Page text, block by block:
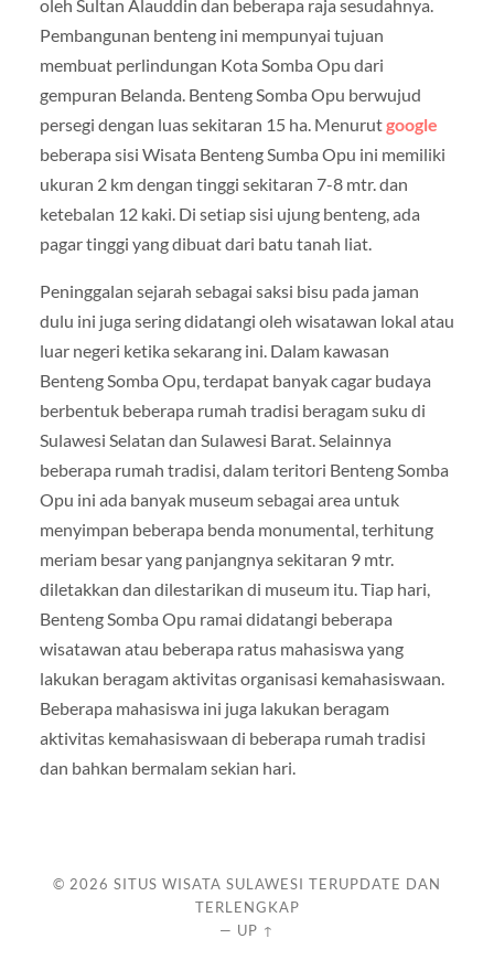
oleh Sultan Alauddin dan beberapa raja sesudahnya.
Pembangunan benteng ini mempunyai tujuan
membuat perlindungan Kota Somba Opu dari
gempuran Belanda. Benteng Somba Opu berwujud
persegi dengan luas sekitaran 15 ha. Menurutgoogle
beberapa sisi Wisata Benteng Sumba Opu ini memiliki
ukuran 2 km dengan tinggi sekitaran 7-8 mtr. dan
ketebalan 12 kaki. Di setiap sisi ujung benteng, ada
pagar tinggi yang dibuat dari batu tanah liat.
Peninggalan sejarah sebagai saksi bisu pada jaman
dulu ini juga sering didatangi oleh wisatawan lokal atau
luar negeri ketika sekarang ini. Dalam kawasan
Benteng Somba Opu, terdapat banyak cagar budaya
berbentuk beberapa rumah tradisi beragam suku di
Sulawesi Selatan dan Sulawesi Barat. Selainnya
beberapa rumah tradisi, dalam teritori Benteng Somba
Opu ini ada banyak museum sebagai area untuk
menyimpan beberapa benda monumental, terhitung
meriam besar yang panjangnya sekitaran 9 mtr.
diletakkan dan dilestarikan di museum itu. Tiap hari,
Benteng Somba Opu ramai didatangi beberapa
wisatawan atau beberapa ratus mahasiswa yang
lakukan beragam aktivitas organisasi kemahasiswaan.
Beberapa mahasiswa ini juga lakukan beragam
aktivitas kemahasiswaan di beberapa rumah tradisi
dan bahkan bermalam sekian hari.
© 2026 SITUS WISATA SULAWESI TERUPDATE DAN
TERLENGKAP
— UP ↑